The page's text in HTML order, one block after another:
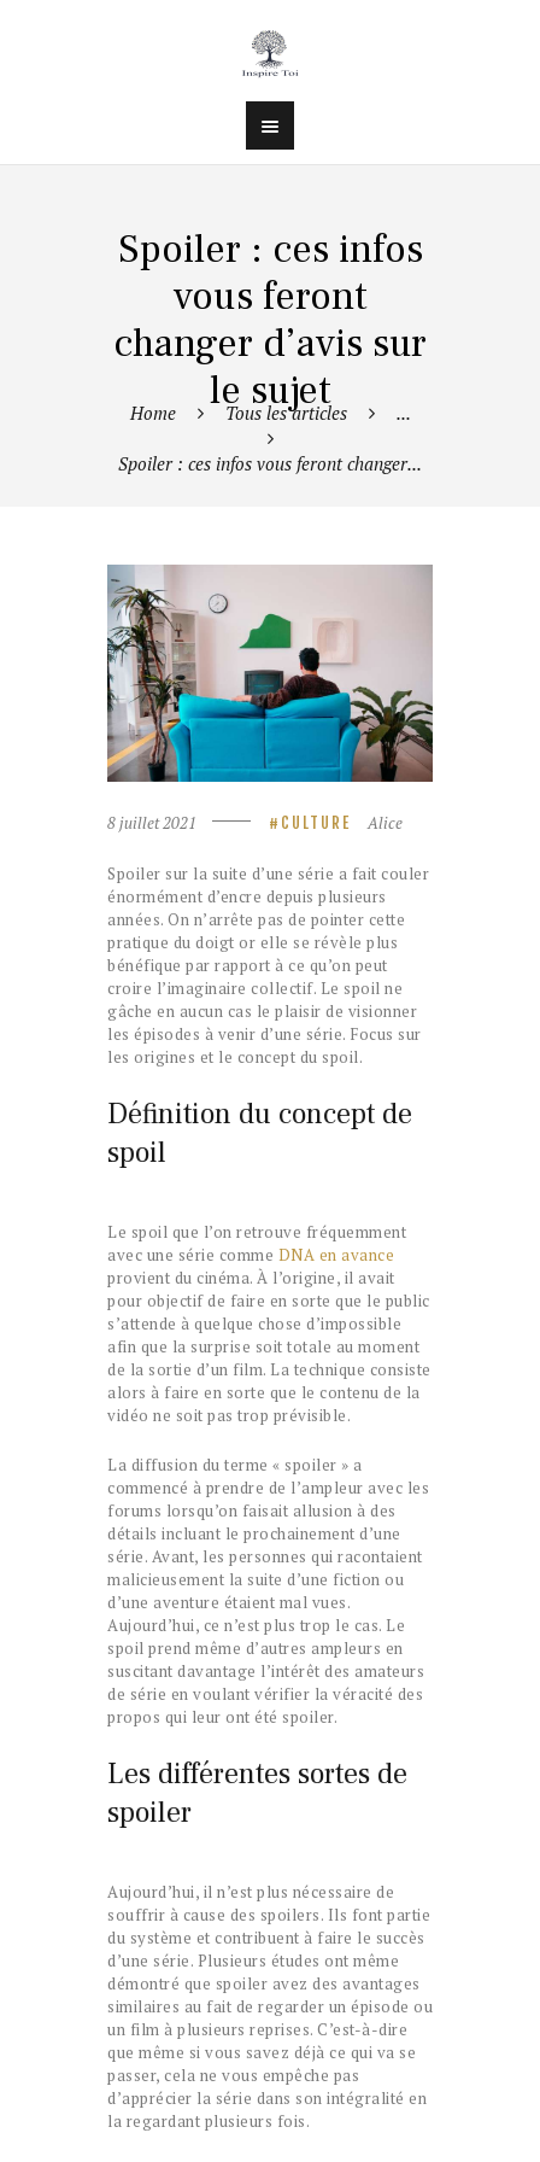
Spoiler : ces infos
vous feront
changer d’avis sur
le sujet
Home Tous les articles ...
Spoiler : ces infos vous feront changer...
8 juillet 2021 CULTURE Alice
Spoiler sur la suite d’une série a fait couler
énormément d’encre depuis plusieurs
années. On n’arrête pas de pointer cette
pratique du doigt or elle se révèle plus
bénéfique par rapport à ce qu’on peut
croire l’imaginaire collectif. Le spoil ne
gâche en aucun cas le plaisir de visionner
les épisodes à venir d’une série. Focus sur
les origines et le concept du spoil.
Définition du concept de
spoil
Le spoil que l’on retrouve fréquemment
avec une série comme DNA en avance
provient du cinéma. À l’origine, il avait
pour objectif de faire en sorte que le public
s’attende à quelque chose d’impossible
afin que la surprise soit totale au moment
de la sortie d’un film. La technique consiste
alors à faire en sorte que le contenu de la
vidéo ne soit pas trop prévisible.
La diffusion du terme « spoiler » a
commencé à prendre de l’ampleur avec les
forums lorsqu’on faisait allusion à des
détails incluant le prochainement d’une
série. Avant, les personnes qui racontaient
malicieusement la suite d’une fiction ou
d’une aventure étaient mal vues.
Aujourd’hui, ce n’est plus trop le cas. Le
spoil prend même d’autres ampleurs en
suscitant davantage l’intérêt des amateurs
de série en voulant vérifier la véracité des
propos qui leur ont été spoiler.
Les différentes sortes de
spoiler
Aujourd’hui, il n’est plus nécessaire de
souffrir à cause des spoilers. Ils font partie
du système et contribuent à faire le succès
d’une série. Plusieurs études ont même
démontré que spoiler avez des avantages
similaires au fait de regarder un épisode ou
un film à plusieurs reprises. C’est-à-dire
que même si vous savez déjà ce qui va se
passer, cela ne vous empêche pas
d’apprécier la série dans son intégralité en
la regardant plusieurs fois.